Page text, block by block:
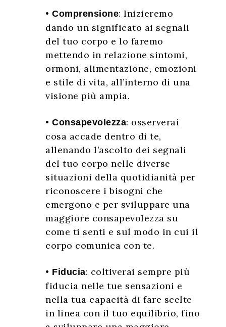
• Comprensione: Inizieremo
dando un significato ai segnali
del tuo corpo e lo faremo
mettendo in relazione sintomi,
ormoni, alimentazione, emozioni
e stile di vita, all’interno di una
visione più ampia.
• Consapevolezza: osserverai
cosa accade dentro di te,
allenando l’ascolto dei segnali
del tuo corpo nelle diverse
situazioni della quotidianità per
riconoscere i bisogni che
emergono e per sviluppare una
maggiore consapevolezza su
come ti senti e sul modo in cui il
corpo comunica con te.
• Fiducia: coltiverai sempre più
fiducia nelle tue sensazioni e
nella tua capacità di fare scelte
in linea con il tuo equilibrio, fino